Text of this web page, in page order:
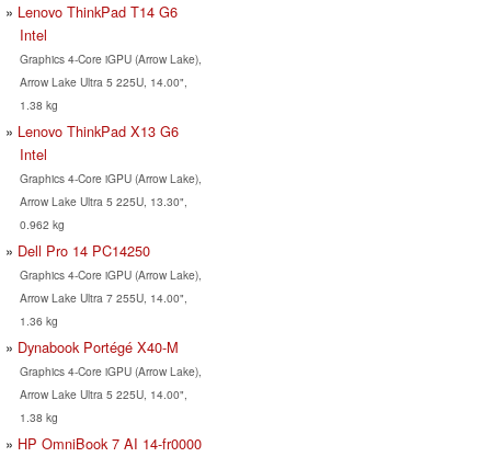
Lenovo ThinkPad T14 G6
Intel
Graphics 4-Core iGPU (Arrow Lake),
Arrow Lake Ultra 5 225U, 14.00",
1.38 kg
Lenovo ThinkPad X13 G6
Intel
Graphics 4-Core iGPU (Arrow Lake),
Arrow Lake Ultra 5 225U, 13.30",
0.962 kg
Dell Pro 14 PC14250
Graphics 4-Core iGPU (Arrow Lake),
Arrow Lake Ultra 7 255U, 14.00",
1.36 kg
Dynabook Portégé X40-M
Graphics 4-Core iGPU (Arrow Lake),
Arrow Lake Ultra 5 225U, 14.00",
1.38 kg
HP OmniBook 7 AI 14-fr0000